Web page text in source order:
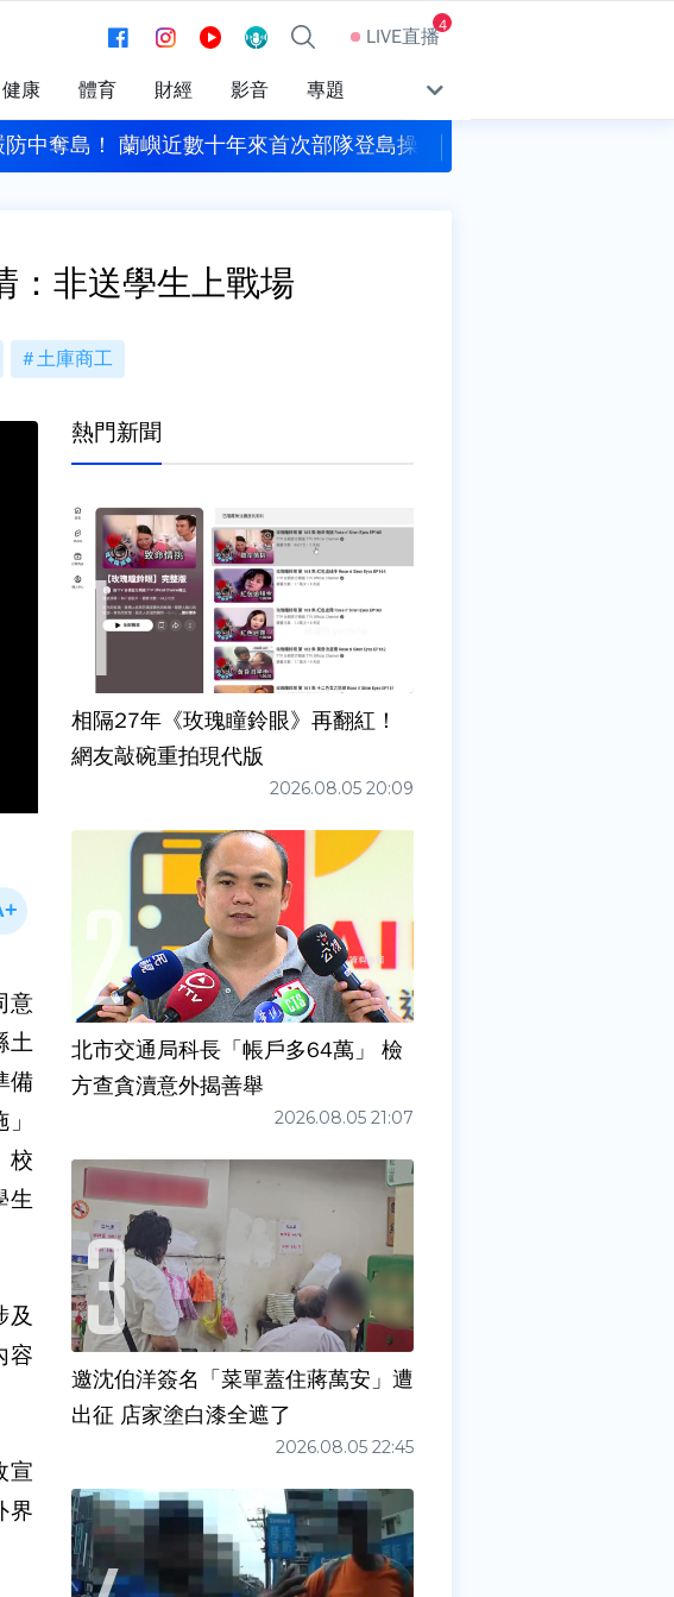
LIVE直播4
健康 體育 財經 影音 專題
稱台中是食安破口 蔣萬安：神隱一個多月、一出來就卸責
：非送學生上戰場
土庫商工
意
土
備
校
生
及
容
宣
界
熱門新聞
相隔27年《玫瑰瞳鈴眼》再翻紅！
網友敲碗重拍現代版
2026.08.05 20:09
北市交通局科長「帳戶多64萬」 檢
方查貪瀆意外揭善舉
2026.08.05 21:07
邀沈伯洋簽名「菜單蓋住蔣萬安」遭
出征 店家塗白漆全遮了
2026.08.05 22:45